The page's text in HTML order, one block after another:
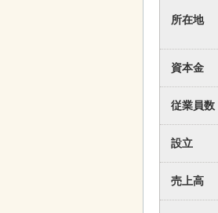
所在地
資本金
従業員数
設立
売上高